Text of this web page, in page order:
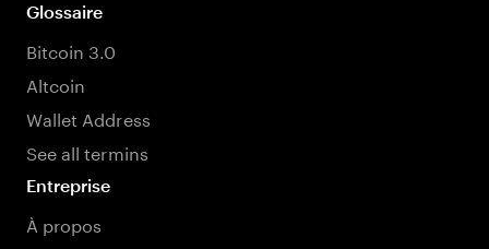
Glossaire
Bitcoin 3.0
Altcoin
Wallet Address
See all termins
Entreprise
À propos